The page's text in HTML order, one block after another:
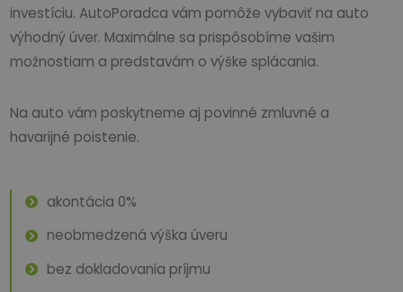
investíciu. AutoPoradca vám pomôže vybaviť na auto
výhodný úver. Maximálne sa prispôsobíme vašim
možnostiam a predstavám o výške splácania.
Na auto vám poskytneme aj povinné zmluvné a
havarijné poistenie.
akontácia 0%
neobmedzená výška úveru
bez dokladovania príjmu